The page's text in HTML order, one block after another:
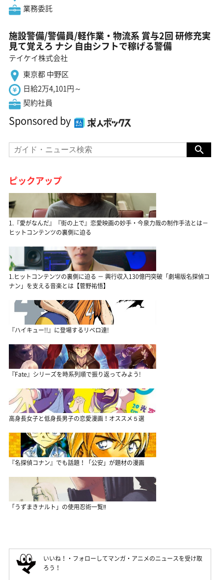
業務委託
施設警備/警備員/軽作業・物流系 賞与2回 研修充実
見て覚えろ ナシ 自由シフトで稼げる警備
テイケイ株式会社
東京都 中野区
日給2万4,101円～
契約社員
Sponsored by
ピックアップ
1.『愛がなんだ』『街の上で』恋愛映画の妙手・今泉力哉の制作手法とは－
ヒットコンテンツの裏側に迫る
1.ヒットコンテンツの裏側に迫る － 興行収入130億円突破「劇場版名探偵コ
ナン」を支える音楽とは【菅野祐悟】
『ハイキュー!!』に登場するリベロ達!
『Fate』シリーズを時系列順で振り返ってみよう!
高身長女子と低身長男子の恋愛漫画！オススメ５選
『名探偵コナン』でも話題！「公安」が題材の漫画
「うずまきナルト」の使用忍術一覧‼
いいね！・フォローしてマンガ・アニメのニュースを受け取
ろう！